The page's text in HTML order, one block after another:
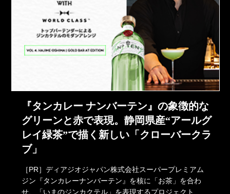
『タンカレー ナンバーテン』の象徴的な
グリーンと赤で表現。静岡県産“アールグ
レイ緑茶”で描く新しい「クローバークラ
ブ」
［PR］ディアジオジャパン株式会社スーパープレミアム
ジン『タンカレーナンバーテン』を核に「お茶」を合わ
せ、「いまのジンカクテル」を表現するプロジェクト